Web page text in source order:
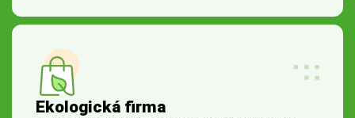
Ekologická firma